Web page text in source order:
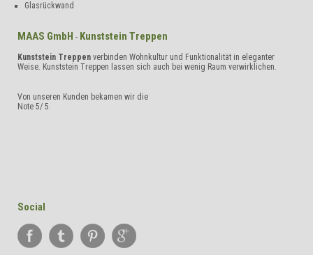
Glasrückwand
MAAS GmbH - Kunststein Treppen
Kunststein Treppen verbinden Wohnkultur und Funktionalität in eleganter
Weise. Kunststein Treppen lassen sich auch bei wenig Raum verwirklichen.
Von unseren Kunden bekamen wir die
Note 5/ 5.
Social